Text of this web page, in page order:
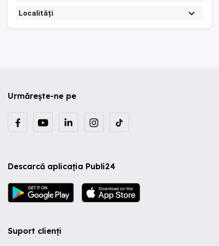
Localități
Urmărește-ne pe
Descarcă aplicația Publi24
Suport clienți